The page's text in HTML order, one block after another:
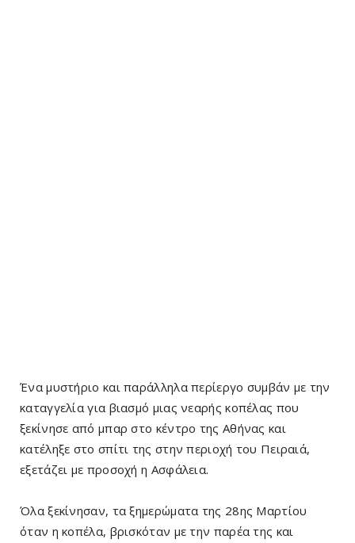
Ένα μυστήριο και παράλληλα περίεργο συμβάν με την
καταγγελία για βιασμό μιας νεαρής κοπέλας που
ξεκίνησε από μπαρ στο κέντρο της Αθήνας και
κατέληξε στο σπίτι της στην περιοχή του Πειραιά,
εξετάζει με προσοχή η Ασφάλεια.
Όλα ξεκίνησαν, τα ξημερώματα της 28ης Μαρτίου
όταν η κοπέλα, βρισκόταν με την παρέα της και